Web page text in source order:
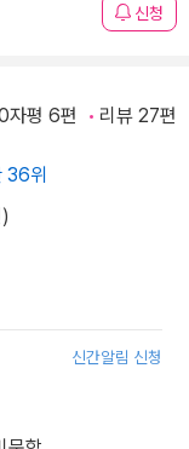
신청
자평 6편 리뷰 27편
36위
신간알림 신청